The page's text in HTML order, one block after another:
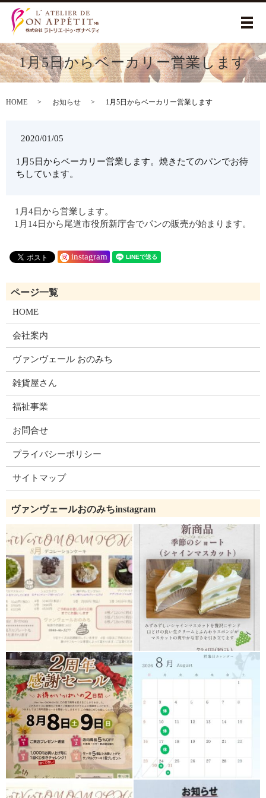
メ
1月5日からベーカリー営業します
HOME お知らせ 1月5日からベーカリー営業します
2020/01/05
1月5日からベーカリー営業します。焼きたてのパンでお待
ちしています。
1月4日から営業します。
1月14日から尾道市役所新庁舎でパンの販売が始まります。
instagram
HOME
会社案内
ヴァンヴェール おのみち
雑貨屋さん
福祉事業
お問合せ
プライバシーポリシー
サイトマップ